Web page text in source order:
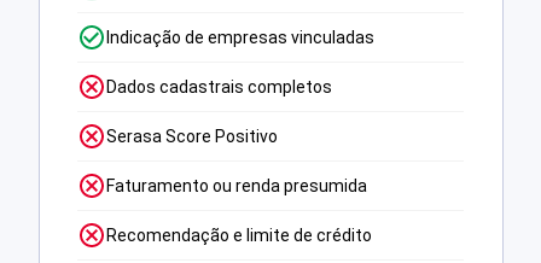
Indicação de empresas vinculadas
Dados cadastrais completos
Serasa Score Positivo
Faturamento ou renda presumida
Recomendação e limite de crédito